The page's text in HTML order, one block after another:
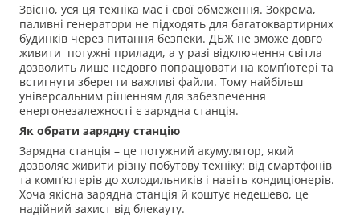
Звісно, уся ця техніка має і свої обмеження. Зокрема,
паливні генератори не підходять для багатоквартирних
будинків через питання безпеки. ДБЖ не зможе довго
живити потужні прилади, а у разі відключення світла
дозволить лише недовго попрацювати на комп’ютері та
встигнути зберегти важливі файли. Тому найбільш
універсальним рішенням для забезпечення
енергонезалежності є зарядна станція.
Як обрати зарядну станцію
Зарядна станція – це потужний акумулятор, який
дозволяє живити різну побутову техніку: від смартфонів
та комп’ютерів до холодильників і навіть кондиціонерів.
Хоча якісна зарядна станція й коштує недешево, це
надійний захист від блекауту.